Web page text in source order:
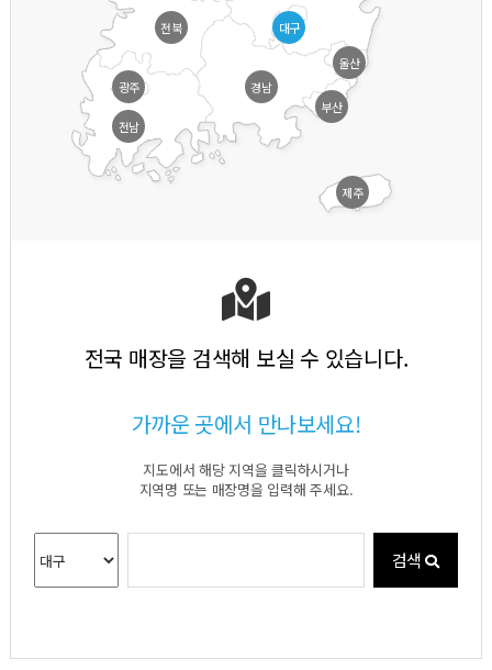
대구
전북
광주
전남
울산
부산
경남
제주
전국 매장을 검색해 보실 수 있습니다.
가까운 곳에서 만나보세요!
지도에서 해당 지역을 클릭하시거나
지역명 또는 매장명을 입력해 주세요.
검색